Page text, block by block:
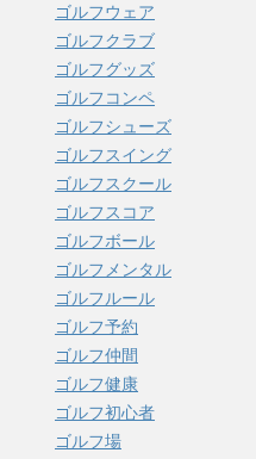
ゴルフウェア
ゴルフクラブ
ゴルフグッズ
ゴルフコンペ
ゴルフシューズ
ゴルフスイング
ゴルフスクール
ゴルフスコア
ゴルフボール
ゴルフメンタル
ゴルフルール
ゴルフ予約
ゴルフ仲間
ゴルフ健康
ゴルフ初心者
ゴルフ場